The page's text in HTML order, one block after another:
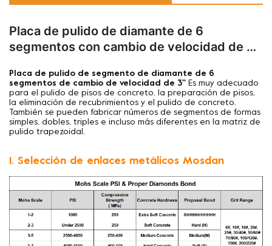
Placa de pulido de diamante de 6
segmentos con cambio de velocidad de 3
Placa de pulido de segmento de diamante de 6
segmentos de cambio de velocidad de 3'' Es muy adecuado
para el pulido de pisos de concreto, la preparación de pisos,
la eliminación de recubrimientos y el pulido de concreto.
También se pueden fabricar números de segmentos de formas
simples, dobles, triples e incluso más diferentes en la matriz de
pulido trapezoidal.
1. Selección de enlaces metálicos Mosdan